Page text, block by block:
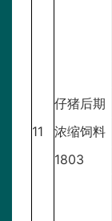
11
仔猪后期
浓缩饲料
1803